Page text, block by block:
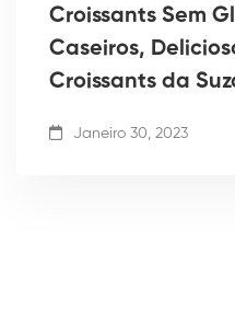
Croissants Sem
Caseiros,
Croissants da
Janeiro 30, 2023